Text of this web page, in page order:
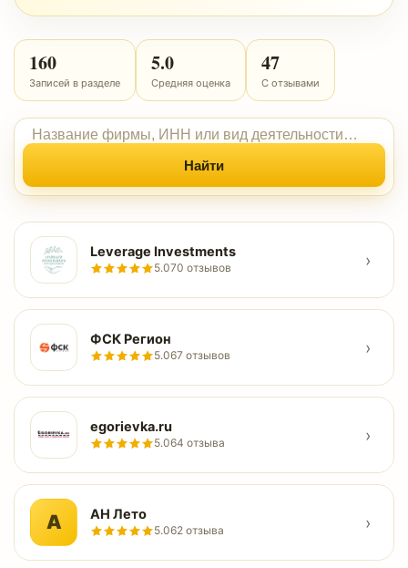
Записей в разделе
160
Средняя оценка
5.0
С отзывами
47
Найти
Leverage Investments
5.070 отзывов ›
ФСК Регион
5.067 отзывов ›
egorievka.ru
5.064 отзыва ›
А АН Лето
5.062 отзыва ›